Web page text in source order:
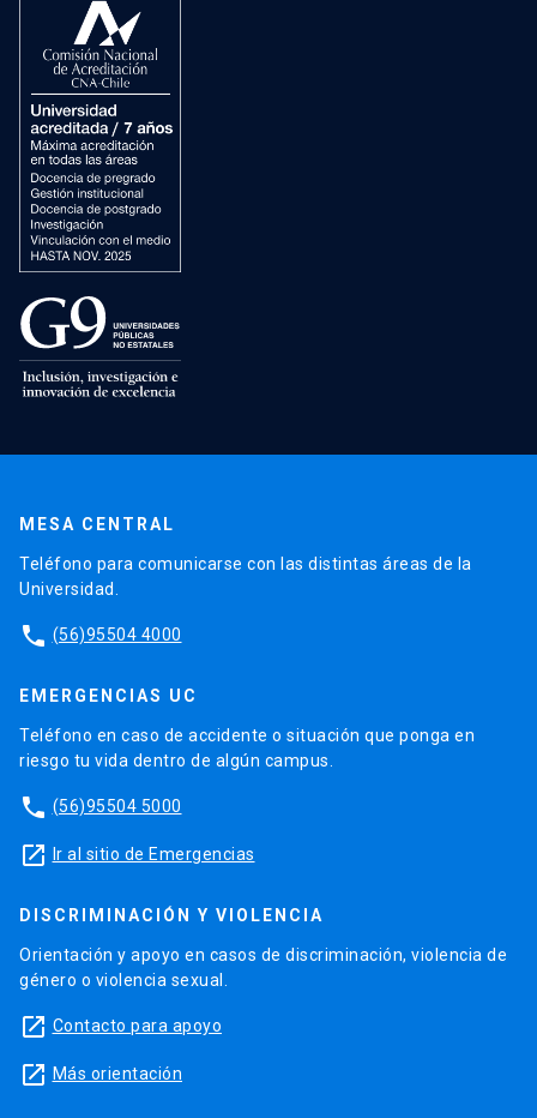
MESA CENTRAL
Teléfono para comunicarse con las distintas áreas de la
Universidad.
phone (56)95504 4000
EMERGENCIAS UC
Teléfono en caso de accidente o situación que ponga en
riesgo tu vida dentro de algún campus.
phone (56)95504 5000
launch Ir al sitio de Emergencias
DISCRIMINACIÓN Y VIOLENCIA
Orientación y apoyo en casos de discriminación, violencia de
género o violencia sexual.
launch Contacto para apoyo
launch Más orientación